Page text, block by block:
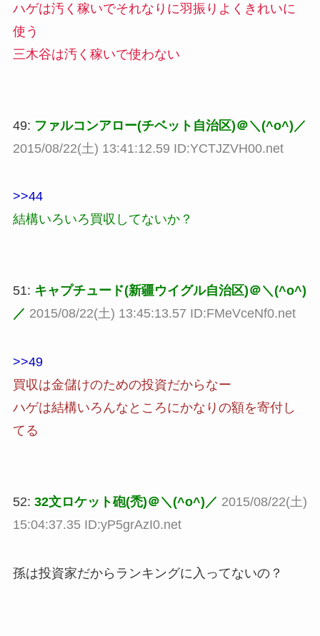
ハゲは汚く稼いでそれなりに羽振りよくきれいに
使う
三木谷は汚く稼いで使わない
49: ファルコンアロー(チベット自治区)＠＼(^o^)／
2015/08/22(土) 13:41:12.59 ID:YCTJZVH00.net
>>44
結構いろいろ買収してないか？
51: キャプチュード(新疆ウイグル自治区)＠＼(^o^)
／ 2015/08/22(土) 13:45:13.57 ID:FMeVceNf0.net
>>49
買収は金儲けのための投資だからなー
ハゲは結構いろんなところにかなりの額を寄付し
てる
52: 32文ロケット砲(禿)＠＼(^o^)／ 2015/08/22(土)
15:04:37.35 ID:yP5grAzI0.net
孫は投資家だからランキングに入ってないの？